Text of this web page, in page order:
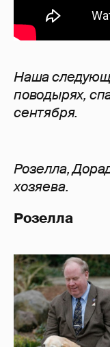
Наша
поводырях,
сентября.
Розелла,
хозяева.
Розелла